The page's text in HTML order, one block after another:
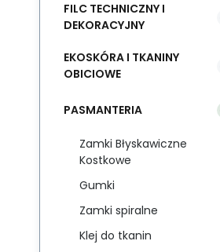
FILC TECHNICZNY I
DEKORACYJNY
EKOSKÓRA I TKANINY
OBICIOWE
PASMANTERIA
Zamki Błyskawiczne
Kostkowe
Gumki
Zamki spiralne
Klej do tkanin